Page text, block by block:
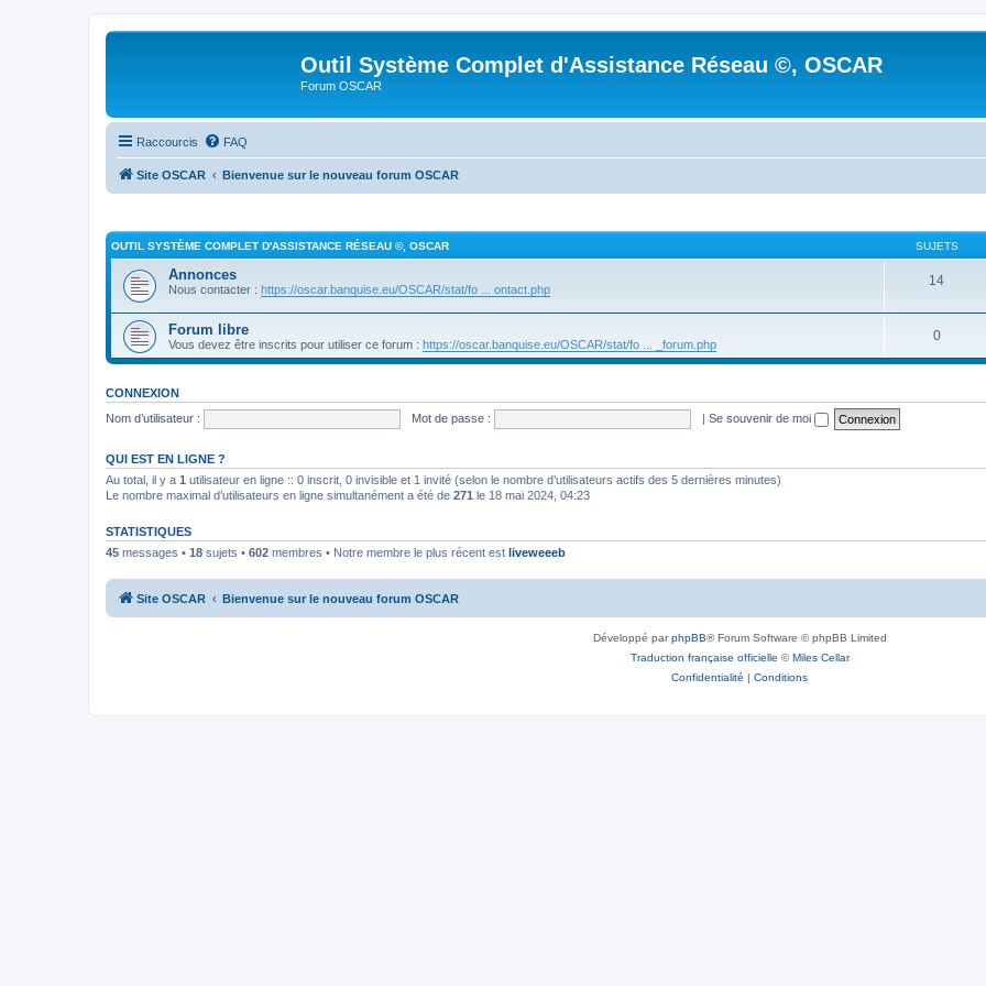
Outil Système Complet d'Assistance Réseau ©, OSCAR
Forum OSCAR
Raccourcis FAQ
Site OSCAR Bienvenue sur le nouveau forum OSCAR
OUTIL SYSTÈME COMPLET D'ASSISTANCE RÉSEAU ©, OSCAR SUJETS
Annonces
Nous contacter : https://oscar.banquise.eu/OSCAR/stat/fo ... ontact.php
14
Forum libre
Vous devez être inscrits pour utiliser ce forum : https://oscar.banquise.eu/OSCAR/stat/fo ... _forum.php
0
CONNEXION
Nom d’utilisateur :
Mot de passe : | Se souvenir de moi
QUI EST EN LIGNE ?
Au total, il y a 1 utilisateur en ligne :: 0 inscrit, 0 invisible et 1 invité (selon le nombre d’utilisateurs actifs des 5 dernières minutes)
Le nombre maximal d’utilisateurs en ligne simultanément a été de 271 le 18 mai 2024, 04:23
STATISTIQUES
45 messages • 18 sujets • 602 membres • Notre membre le plus récent est liveweeeb
Site OSCAR Bienvenue sur le nouveau forum OSCAR
Développé parphpBB® Forum Software © phpBB Limited
Traduction française officielle ©Miles Cellar
Confidentialité | Conditions